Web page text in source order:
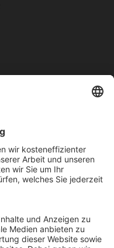
gemacht werden